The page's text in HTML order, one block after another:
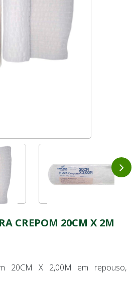
CREPOM 20CM X 2M
20CM X 2,00M em repouso,